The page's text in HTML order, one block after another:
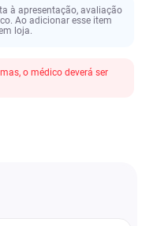
à apresentação, avaliação
Ao adicionar esse item
loja.
o médico deverá ser